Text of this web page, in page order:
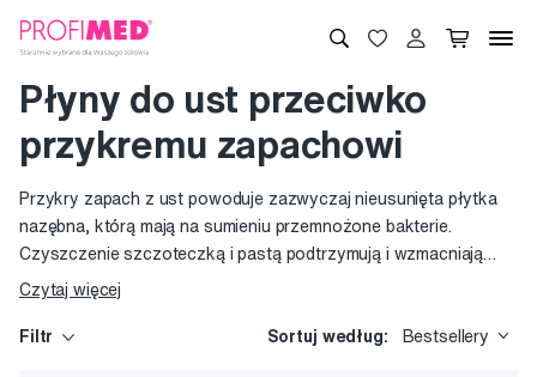
Płyny do ust przeciwko
przykremu zapachowi
Przykry zapach z ust powoduje zazwyczaj nieusunięta płytka
nazębna, którą mają na sumieniu przemnożone bakterie.
Czyszczenie szczoteczką i pastą podtrzymują i wzmacniają
płyny do ust i płukanki, ponieważ dotrą i do trudno dostępnych
produkujące tzw. VSC (volatile sulfur compounds, lotne związki
Czytaj więcej
Filtr Sortuj według: Bestsellery